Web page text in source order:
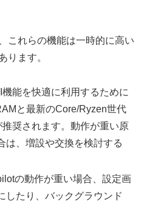
これらの機能は一時的に高い
ります。
機能を快適に利用するために
と最新のCore/Ryzen世代
奨されます。動作が重い原
は、増設や交換を検討する
の動作が重い場合、設定画
したり、バックグラウンド